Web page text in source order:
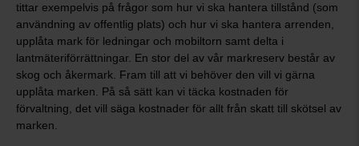
tittar exempelvis på frågor som hur vi ska hantera tillstånd (som
användning av offentlig plats) och hur vi ska hantera arrenden,
upplåta mark för ledningar och mobiltorn samt delta i
lantmäteriförrättningar. En stor del av vår markreserv består av
skog och åkermark. Fram till att vi behöver den vill vi gärna
upplåta marken. På så sätt kan vi täcka kostnaden för
förvaltning, det vill säga kostnader för allt från skatt till skötsel av
marken.